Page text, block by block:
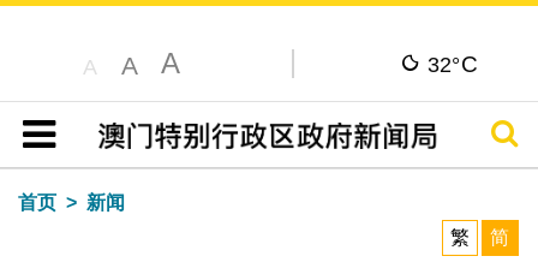
A A A 32°C
目录
搜寻
首页
新闻
繁
简